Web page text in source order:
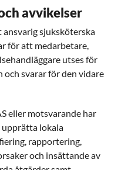
avvikelser
sjuksköterska
för att medarbetare,
utses för
och svarar för den vidare
eller motsvarande har
lokala
rapportering,
och insättande av